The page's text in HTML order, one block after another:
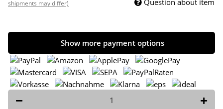
shipments may differ)
Question about item
Show more payment options